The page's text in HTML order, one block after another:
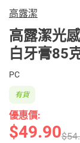
高露潔
高露潔光
白牙膏85
PC
優惠價:
$49.90
有貨